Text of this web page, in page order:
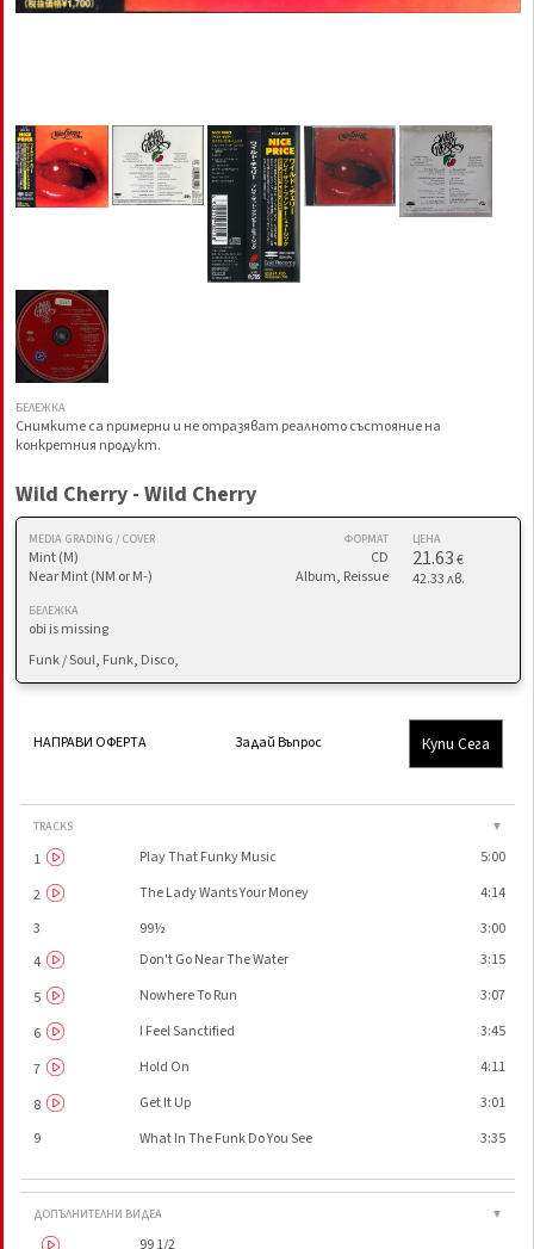
БЕЛЕЖКА
Снимките са примерни и не отразяват реалното състояние на
конкретния продукт.
Wild Cherry - Wild Cherry
MEDIA GRADING / COVER
Mint (M)
Near Mint (NM or M-)
ФОРМАТ
CD
Album, Reissue
ЦЕНА
21.63€
42.33 лв.
БЕЛЕЖКА
obi is missing
Funk / Soul, Funk, Disco,
НАПРАВИ ОФЕРТА Задай Въпрос Купи Сега
TRACKS ▼
1 Play That Funky Music
5:00
2
The Lady Wants Your Money
4:14
3
99½
3:00
4
Don't Go Near The Water
3:15
5
Nowhere To Run
3:07
6
I Feel Sanctified
3:45
7
Hold On
4:11
8
Get It Up
3:01
9
What In The Funk Do You See 3:35
ДОПЪЛНИТЕЛНИ ВИДЕА ▼
99 1/2